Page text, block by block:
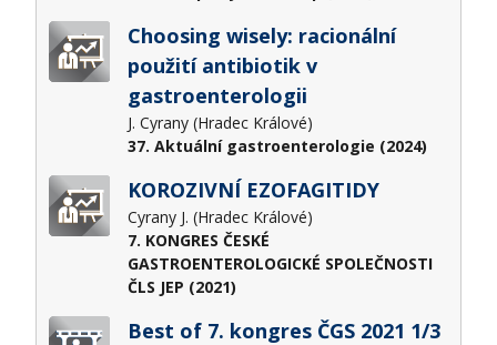
Choosing wisely: racionální
použití antibiotik v
gastroenterologii
J. Cyrany (Hradec Králové)
37. Aktuální gastroenterologie (2024)
KOROZIVNÍ EZOFAGITIDY
Cyrany J. (Hradec Králové)
7. KONGRES ČESKÉ
GASTROENTEROLOGICKÉ SPOLEČNOSTI
ČLS JEP (2021)
Best of 7. kongres ČGS 2021 1/3